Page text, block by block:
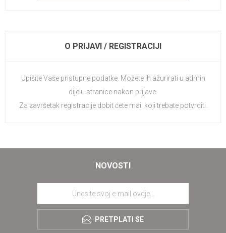
O PRIJAVI / REGISTRACIJI
Upišite Vaše pristupne podatke. Možete ih ažurirati u admin
dijelu stranice nakon prijave.
Za završetak registracije dobit ćete mail koji trebate potvrditi.
NOVOSTI
PRETPLATI SE